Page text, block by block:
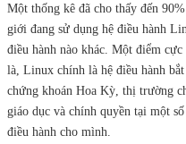
Một thống kê đã cho thấy đến
giới đang sử dụng hệ điều hành
điều hành nào khác. Một điểm
là, Linux chính là hệ điều hành
chứng khoán Hoa Kỳ, thị trường
giáo dục và chính quyền tại một
điều hành cho mình.